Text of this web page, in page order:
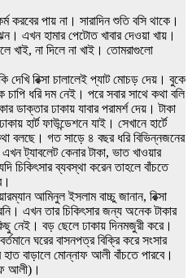
করবের পায় না। সারাদিন শুতি বসি থাকে।
এখন হামার পেটোত খাবার দেওয়া খায়।
খাই, না দিলে না খাই। তোমরাগুলো
রিক্সা চালালেই প্যাট মোচড় দেয়। বুকে
চাপি ধরি দম নেই। পরে সবার সাথে কথা বলি
ডাক্তার ঢাকায় যাবার পরামর্শ দেয়। টাকা
হার্ট ফাউন্ডেশনে যাই। সেখানে হার্টে
বলছে। গত সাড়ে ৪ বছর ধরি বিভিন্নজনের
ট্যাবলেট কেনার টাকা, ভাত খাওয়ার
চিকিৎসার ব্যবস্থা করেন তাহলে বাঁচতে
আমিনুল ইসলাম বাচ্চু জানান, রিক্সা
এখন তার চিকিৎসার জন্য অনেক টাকার
নেই। বড় ছেলে ঢাকায় দিনমজুরী করে।
ঘরের বাসনপত্র বিক্রি করে সংসার
বাড়ালে মোন্নাফ আলী বাঁচতে পারবে।
আলী)।